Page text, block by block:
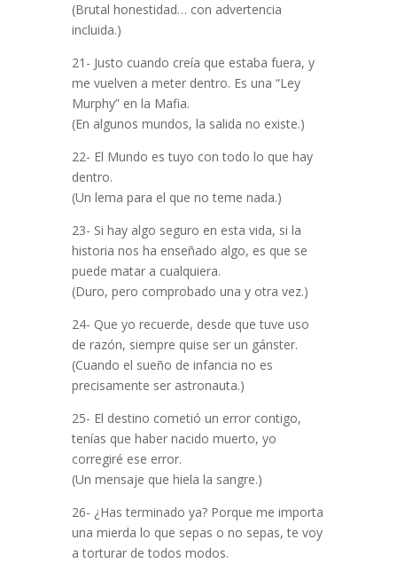
(Brutal honestidad… con advertencia
incluida.)
21- Justo cuando creía que estaba fuera, y
me vuelven a meter dentro. Es una “Ley
Murphy” en la Mafia.
(En algunos mundos, la salida no existe.)
22- El Mundo es tuyo con todo lo que hay
dentro.
(Un lema para el que no teme nada.)
23- Si hay algo seguro en esta vida, si la
historia nos ha enseñado algo, es que se
puede matar a cualquiera.
(Duro, pero comprobado una y otra vez.)
24- Que yo recuerde, desde que tuve uso
de razón, siempre quise ser un gánster.
(Cuando el sueño de infancia no es
precisamente ser astronauta.)
25- El destino cometió un error contigo,
tenías que haber nacido muerto, yo
corregiré ese error.
(Un mensaje que hiela la sangre.)
26- ¿Has terminado ya? Porque me importa
una mierda lo que sepas o no sepas, te voy
a torturar de todos modos.